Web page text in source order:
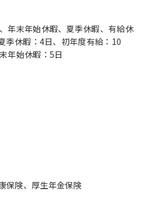
年末年始休暇、夏季休暇、有給休
休暇：4日、初年度有給：10
年始休暇：5日
保険、厚生年金保険